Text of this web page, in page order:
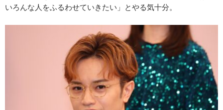
いろんな人をふるわせていきたい」とやる気十分。